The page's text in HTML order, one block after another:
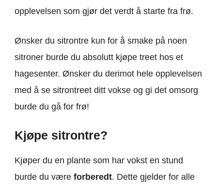
opplevelsen som gjør det verdt å starte fra frø.
Ønsker du sitrontre kun for å smake på noen
sitroner burde du absolutt kjøpe treet hos et
hagesenter. Ønsker du derimot hele opplevelsen
med å se sitrontreet ditt vokse og gi det omsorg
burde du gå for frø!
Kjøpe sitrontre?
Kjøper du en plante som har vokst en stund
burde du være forberedt. Dette gjelder for alle